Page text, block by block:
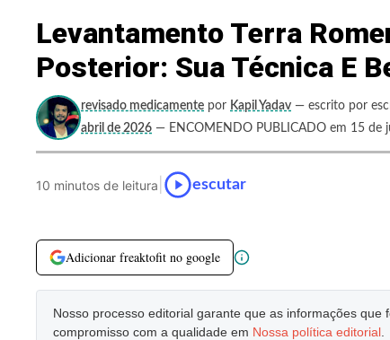
Levantamento Terra
Posterior: Sua Técnica E
revisado medicamente por Kapil Yadav — escrito por
abril de 2026 — ENCOMENDO PUBLICADO em 15 de
10 minutos de leitura escutar
Adicionar freaktofit no google
Nosso processo editorial garante que as informações
compromisso com a qualidade em Nossa política editorial